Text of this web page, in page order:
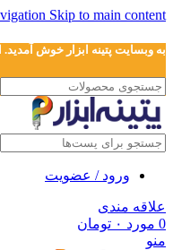
Skip to main content
به وبسایت پتینه ابزار خوش آمدید.
ورود / عضویت
علاقه مندی
0 مورد ۰ تومان
منو